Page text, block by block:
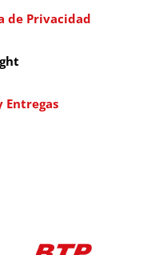
de Privacidad
Entregas